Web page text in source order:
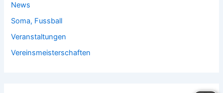
News
Soma, Fussball
Veranstaltungen
Vereinsmeisterschaften